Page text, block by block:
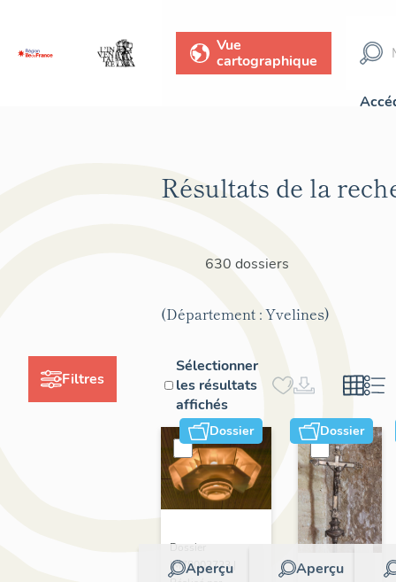
Vue
cartographique
Filtres
Résultats de la
630 dossiers
(Département : Yvelines)
Sélectionner
les résultats
affichés
Dossier
Aperçu
Dossier
IM78002723 |
Dossier
Aperçu